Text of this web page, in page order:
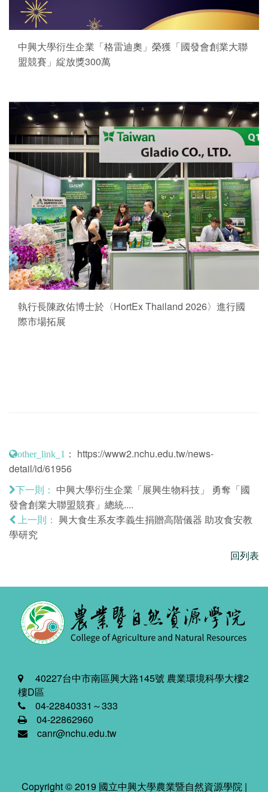
中興大學衍生企業「格雷迪奧」榮獲「國發會創業大聯
盟競賽」綻放獎300萬
執行長陳政佑博士於〈HortEx Thailand 2026〉進行國
際市場拓展
other_link_1 ： https://www2.nchu.edu.tw/news-
detail/id/61956
下一則：
中興大學衍生企業「展興生物科技」 勇奪「國
發會創業大聯盟競賽」總統....
上一則：
興大食生系友李義生捐贈高階儀器 助攻食安教
學研究
回列表
40227台中市南區興大路145號 農業環境科學大樓2
樓D區
04-22840331～333
04-22862960
canr@nchu.edu.tw
Copyright © 2019 國立中興大學農業暨自然資源學院 |